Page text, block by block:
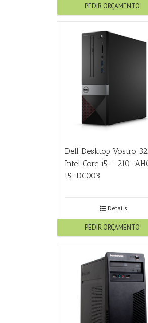
PEDIR ORÇAMENTO!
Dell Desktop Vostro
Intel Core i5 – 210-
I5-DC003
Details
PEDIR ORÇAMENTO!